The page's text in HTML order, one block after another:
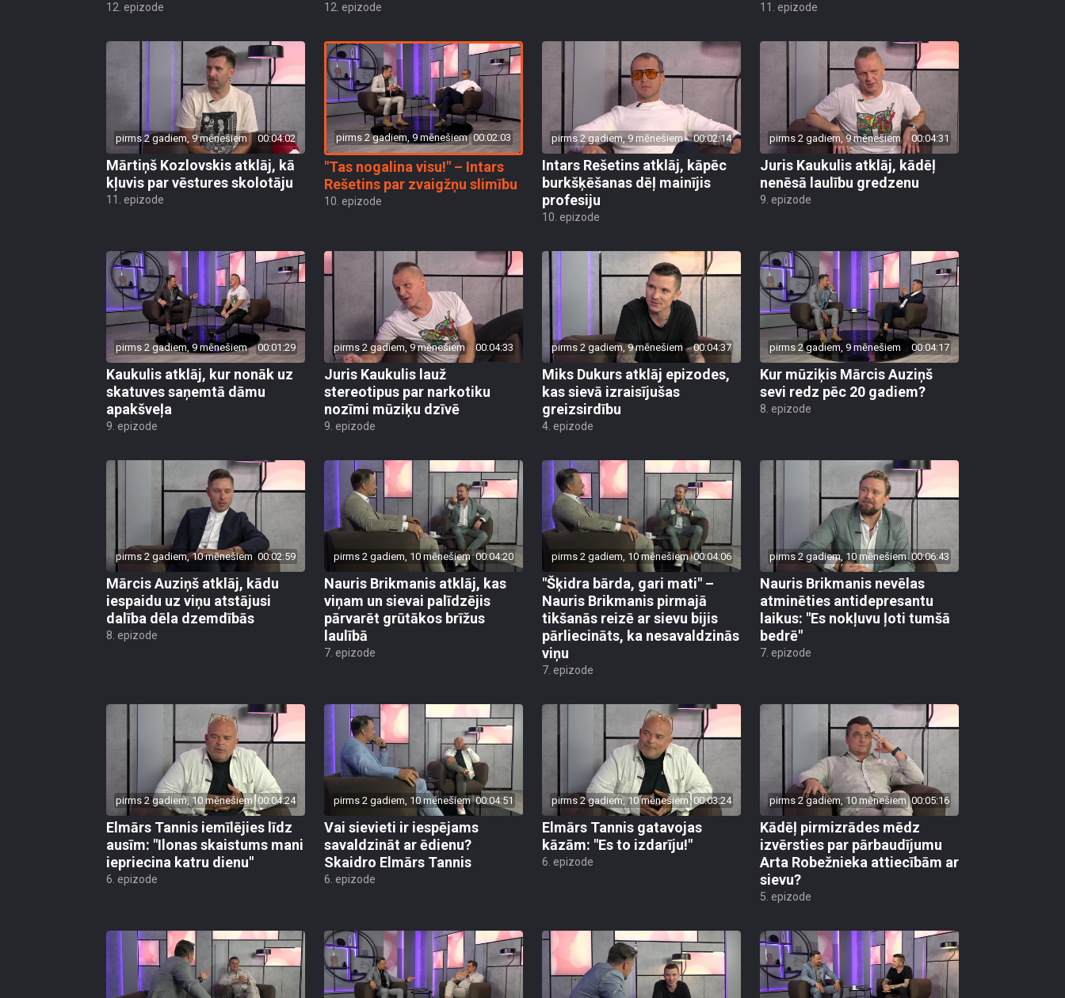
12. epizode 12. epizode 11. epizode
pirms 2 gadiem, 9 mēnešiem 00:04:02
Mārtiņš Kozlovskis atklāj, kā
kļuvis par vēstures skolotāju
11. epizode
pirms 2 gadiem, 9 mēnešiem 00:02:03
"Tas nogalina visu!" – Intars
Rešetins par zvaigžņu slimību
10. epizode
pirms 2 gadiem, 9 mēnešiem 00:02:14
Intars Rešetins atklāj, kāpēc
burkšķēšanas dēļ mainījis
profesiju
10. epizode
pirms 2 gadiem, 9 mēnešiem 00:04:31
Juris Kaukulis atklāj, kādēļ
nenēsā laulību gredzenu
9. epizode
pirms 2 gadiem, 9 mēnešiem 00:01:29
Kaukulis atklāj, kur nonāk uz
skatuves saņemtā dāmu
apakšveļa
9. epizode
pirms 2 gadiem, 9 mēnešiem 00:04:33
Juris Kaukulis lauž
stereotipus par narkotiku
nozīmi mūziķu dzīvē
9. epizode
pirms 2 gadiem, 9 mēnešiem 00:04:37
Miks Dukurs atklāj epizodes,
kas sievā izraisījušas
greizsirdību
4. epizode
pirms 2 gadiem, 9 mēnešiem 00:04:17
Kur mūziķis Mārcis Auziņš
sevi redz pēc 20 gadiem?
8. epizode
pirms 2 gadiem, 10 mēnešiem 00:02:59
Mārcis Auziņš atklāj, kādu
iespaidu uz viņu atstājusi
dalība dēla dzemdībās
8. epizode
pirms 2 gadiem, 10 mēnešiem 00:04:20
Nauris Brikmanis atklāj, kas
viņam un sievai palīdzējis
pārvarēt grūtākos brīžus
laulībā
7. epizode
pirms 2 gadiem, 10 mēnešiem 00:04:06
"Šķidra bārda, gari mati" –
Nauris Brikmanis pirmajā
tikšanās reizē ar sievu bijis
pārliecināts, ka nesavaldzinās
viņu
7. epizode
pirms 2 gadiem, 10 mēnešiem 00:06:43
Nauris Brikmanis nevēlas
atminēties antidepresantu
laikus: "Es nokļuvu ļoti tumšā
bedrē"
7. epizode
pirms 2 gadiem, 10 mēnešiem 00:04:24
Elmārs Tannis iemīlējies līdz
ausīm: "Ilonas skaistums mani
iepriecina katru dienu"
6. epizode
pirms 2 gadiem, 10 mēnešiem 00:04:51
Vai sievieti ir iespējams
savaldzināt ar ēdienu?
Skaidro Elmārs Tannis
6. epizode
pirms 2 gadiem, 10 mēnešiem 00:03:24
Elmārs Tannis gatavojas
kāzām: "Es to izdarīju!"
6. epizode
pirms 2 gadiem, 10 mēnešiem 00:05:16
Kādēļ pirmizrādes mēdz
izvērsties par pārbaudījumu
Arta Robežnieka attiecībām ar
sievu?
5. epizode